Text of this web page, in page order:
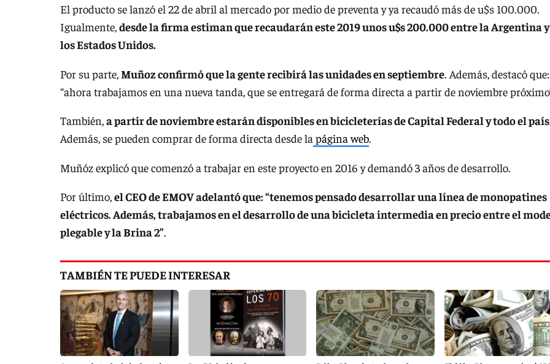
El producto se lanzó el 22 de abril al mercado por medio de preventa y ya recaudó más de u$s 100.000.
Igualmente,desde la firma estiman que recaudarán este 2019 unos u$s 200.000 entre la Argentina y
los Estados Unidos.
Por su parte,Muñoz confirmó que la gente recibirá las unidades en septiembre. Además, destacó que:
“ahora trabajamos en una nueva tanda, que se entregará de forma directa a partir de noviembre
También,a partir de noviembre estarán disponibles en bicicleterías de Capital Federal y todo el país
Además, se pueden comprar de forma directa desde la página web.
Muñóz explicó que comenzó a trabajar en este proyecto en 2016 y demandó 3 años de desarrollo.
Por último,el CEO de EMOV adelantó que: “tenemos pensado desarrollar una línea de monopatines
eléctricos. Además, trabajamos en el desarrollo de una bicicleta intermedia en precio entre el
plegable y la Brina 2”.
TAMBIÉN TE PUEDE INTERESAR